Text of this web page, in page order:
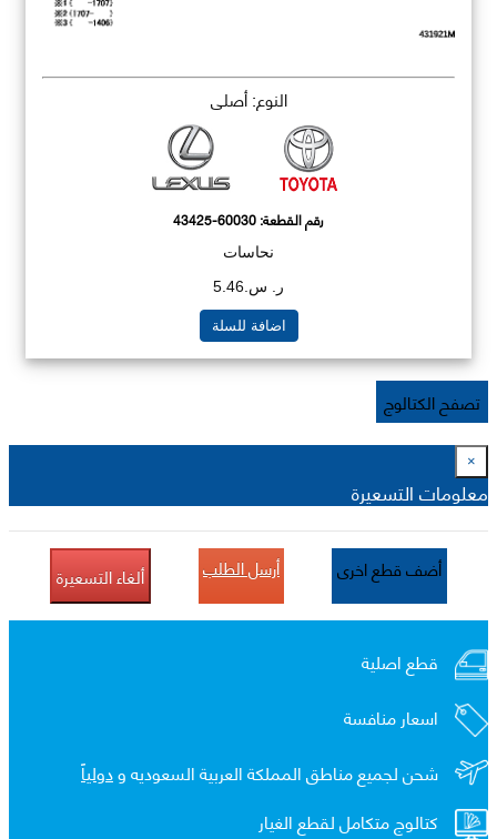
النوع: أصلي
رقم القطعة:43425-60030
نحاسات
ر. س.5.46
اضافة للسلة
تصفح الكتالوج
×
معلومات التسعيرة
أضف قطع اخرى أرسل الطلب ألغاء التسعيرة
قطع اصلية
اسعار منافسة
شحن لجميع مناطق المملكة العربية السعوديه ودولياً
كتالوج متكامل لقطع الغيار